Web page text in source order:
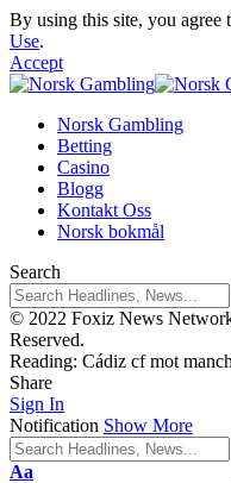
By using this site, you agree
Use.
Accept
Norsk Gambling
Betting
Casino
Blogg
Kontakt Oss
Norsk bokmål
Search
© 2022 Foxiz News
Reserved.
Reading: Cádiz cf mot
Share
Sign In
Notification Show More
Aa